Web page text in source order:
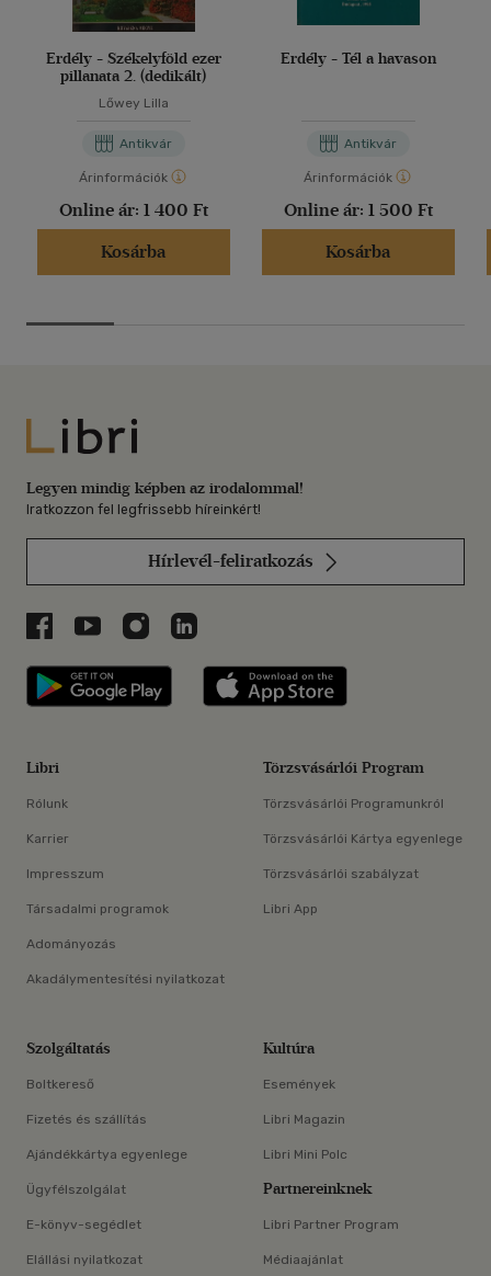
Erdély - Székelyföld ezer
pillanata 2. (dedikált)
Lőwey Lilla
Antikvár
Árinformációk
Online ár: 1 400 Ft
Kosárba
Erdély - Tél a havason
Antikvár
Árinformációk
Online ár: 1 500 Ft
Kosárba
Libri
Legyen mindig képben az irodalommal!
Iratkozzon fel legfrissebb híreinkért!
Hírlevél-feliratkozás
Libri a Facebookon
Libri a Youtube-on
Libri az Instagramon
Libri a LinkedInen
Libri applikáció Szerezd meg: Google
Libri
Rólunk
Karrier
Impresszum
Társadalmi programok
Adományozás
Akadálymentesítési nyilatkozat
Törzsvásárlói Program
Törzsvásárlói Programunkról
Törzsvásárlói Kártya egyenlege
Törzsvásárlói szabályzat
Libri App
Szolgáltatás
Boltkereső
Fizetés és szállítás
Ajándékkártya egyenlege
Ügyfélszolgálat
E-könyv-segédlet
Elállási nyilatkozat
Kultúra
Események
Libri Magazin
Libri Mini Polc
Partnereinknek
Libri Partner Program
Médiaajánlat